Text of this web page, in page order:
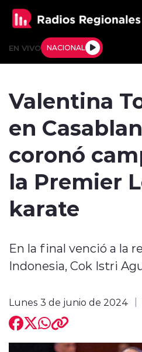
EN VIVO NACIONAL
Internacional
Entrevistas
modo claro
Valentina
en
coronó
la Premier
karate
En la final venció a la
Indonesia, Cok Istri
Lunes 3 de junio de 2024